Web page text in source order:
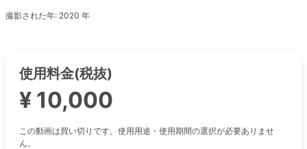
撮影された年: 2020 年
使用料金(税抜)
¥ 10,000
この動画は買い切りです。使用用途・使用期間の選択が必要ありませ
ん。